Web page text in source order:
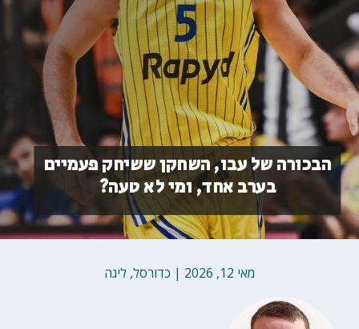
הבכורה של עבו, השחקן ששיחק פעמיים
בערב אחד, ומי לא טעה?
מאי 12, 2026 | כדורסל, ליגה